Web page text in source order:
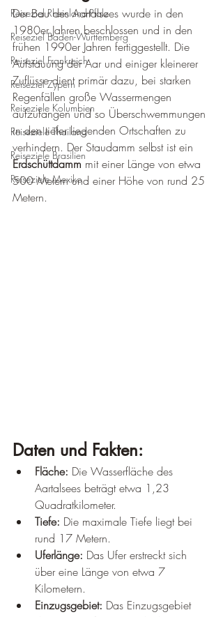
Reiseziel Rheinland-Pfalz
Reiseziel Baden-Württemberg
Reiseziel Frankreich
Reiseziel Zypern
Reiseziele Kolumbien
Reiseziele Thailand
Reiseziele Brasilien
Reiseziele Mexiko
Der Bau des Aartalsees wurde in den
1980er Jahren beschlossen und in den
frühen 1990er Jahren fertiggestellt. Die
Aufstauung der Aar und einiger kleinerer
Zuflüsse dient primär dazu, bei starken
Regenfällen große Wassermengen
aufzufangen und so Überschwemmungen
in den tiefer liegenden Ortschaften zu
verhindern. Der Staudamm selbst ist ein
Erdschüttdamm mit einer Länge von etwa
500 Metern und einer Höhe von rund 25
Metern.
Daten und Fakten:
Fläche: Die Wasserfläche des
Aartalsees beträgt etwa 1,23
Quadratkilometer.
Tiefe: Die maximale Tiefe liegt bei
rund 17 Metern.
Uferlänge: Das Ufer erstreckt sich
über eine Länge von etwa 7
Kilometern.
Einzugsgebiet: Das Einzugsgebiet